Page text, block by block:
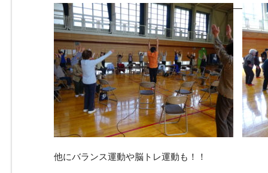
他にバランス運動や脳トレ運動も！！